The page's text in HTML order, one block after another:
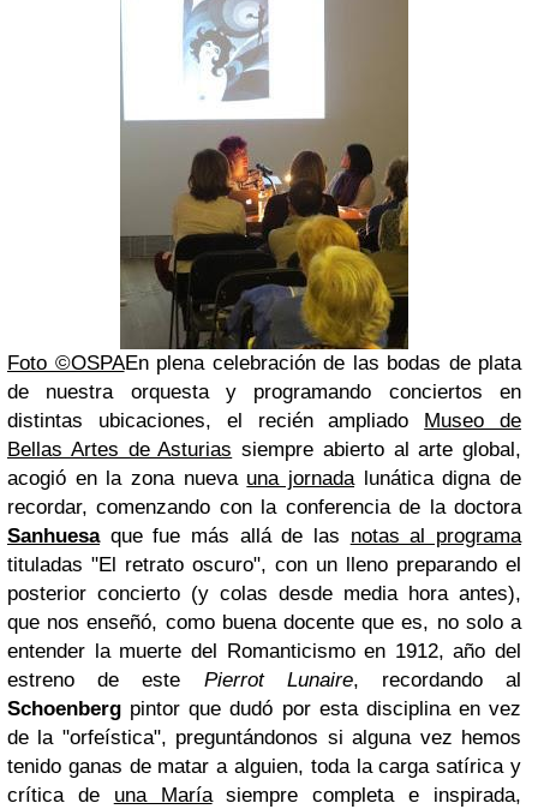
Foto ©OSPAEn plena celebración de las bodas de plata
de nuestra orquesta y programando conciertos en
distintas ubicaciones, el recién ampliado Museo de
Bellas Artes de Asturias siempre abierto al arte global,
acogió en la zona nueva una jornadalunática digna de
recordar, comenzando con la conferencia de la doctora
Sanhuesaque fue más allá de las notas al programa
tituladas "El retrato oscuro", con un lleno preparando el
posterior concierto (y colas desde media hora antes),
que nos enseñó, como buena docente que es, no solo a
entender la muerte del Romanticismo en 1912, año del
estreno de este Pierrot Lunaire, recordando al
Schoenberg pintor que dudó por esta disciplina en vez
de la "orfeística", preguntándonos si alguna vez hemos
tenido ganas de matar a alguien, toda la carga satírica y
crítica de una Maríasiempre completa e inspirada,